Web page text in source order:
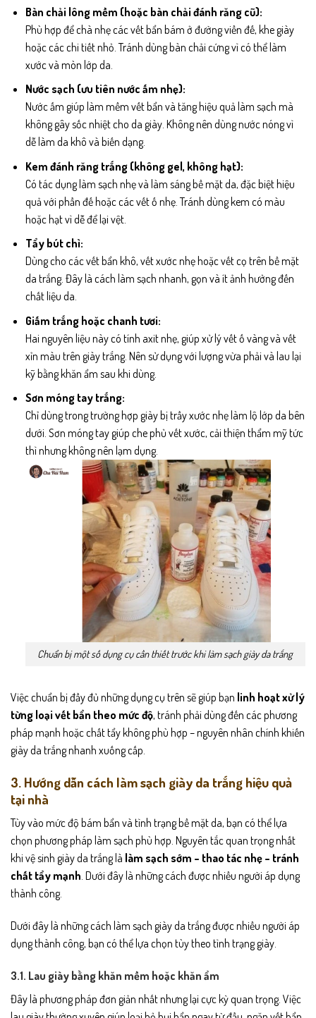
Bàn chải lông mềm (hoặc bàn chải đánh răng cũ):
Phù hợp để chà nhẹ các vết bẩn bám ở đường viền đế, khe giày
hoặc các chi tiết nhỏ. Tránh dùng bàn chải cứng vì có thể làm
xước và mòn lớp da.
Nước sạch (ưu tiên nước ấm nhẹ):
Nước ấm giúp làm mềm vết bẩn và tăng hiệu quả làm sạch mà
không gây sốc nhiệt cho da giày. Không nên dùng nước nóng vì
dễ làm da khô và biến dạng.
Kem đánh răng trắng (không gel, không hạt):
Có tác dụng làm sạch nhẹ và làm sáng bề mặt da, đặc biệt hiệu
quả với phần đế hoặc các vết ố nhẹ. Tránh dùng kem có màu
hoặc hạt vì dễ để lại vệt.
Tẩy bút chì:
Dùng cho các vết bẩn khô, vết xước nhẹ hoặc vết cọ trên bề mặt
da trắng. Đây là cách làm sạch nhanh, gọn và ít ảnh hưởng đến
chất liệu da.
Giấm trắng hoặc chanh tươi:
Hai nguyên liệu này có tính axit nhẹ, giúp xử lý vết ố vàng và vết
xỉn màu trên giày trắng. Nên sử dụng với lượng vừa phải và lau lại
kỹ bằng khăn ẩm sau khi dùng.
Sơn móng tay trắng:
Chỉ dùng trong trường hợp giày bị trầy xước nhẹ làm lộ lớp da bên
dưới. Sơn móng tay giúp che phủ vết xước, cải thiện thẩm mỹ tức
thì nhưng không nên lạm dụng.
Chuẩn bị một số dụng cụ cần thiết trước khi làm sạch giày da trắng
Việc chuẩn bị đầy đủ những dụng cụ trên sẽ giúp bạn linh hoạt xử lý
từng loại vết bẩn theo mức độ, tránh phải dùng đến các phương
pháp mạnh hoặc chất tẩy không phù hợp – nguyên nhân chính khiến
giày da trắng nhanh xuống cấp.
3. Hướng dẫn cách làm sạch giày da trắng hiệu quả
tại nhà
Tùy vào mức độ bám bẩn và tình trạng bề mặt da, bạn có thể lựa
chọn phương pháp làm sạch phù hợp. Nguyên tắc quan trọng nhất
khi vệ sinh giày da trắng là làm sạch sớm – thao tác nhẹ – tránh
chất tẩy mạnh. Dưới đây là những cách được nhiều người áp dụng
thành công.
Dưới đây là những cách làm sạch giày da trắng được nhiều người áp
dụng thành công, bạn có thể lựa chọn tùy theo tình trạng giày.
3.1. Lau giày bằng khăn mềm hoặc khăn ẩm
Đây là phương pháp đơn giản nhất nhưng lại cực kỳ quan trọng. Việc